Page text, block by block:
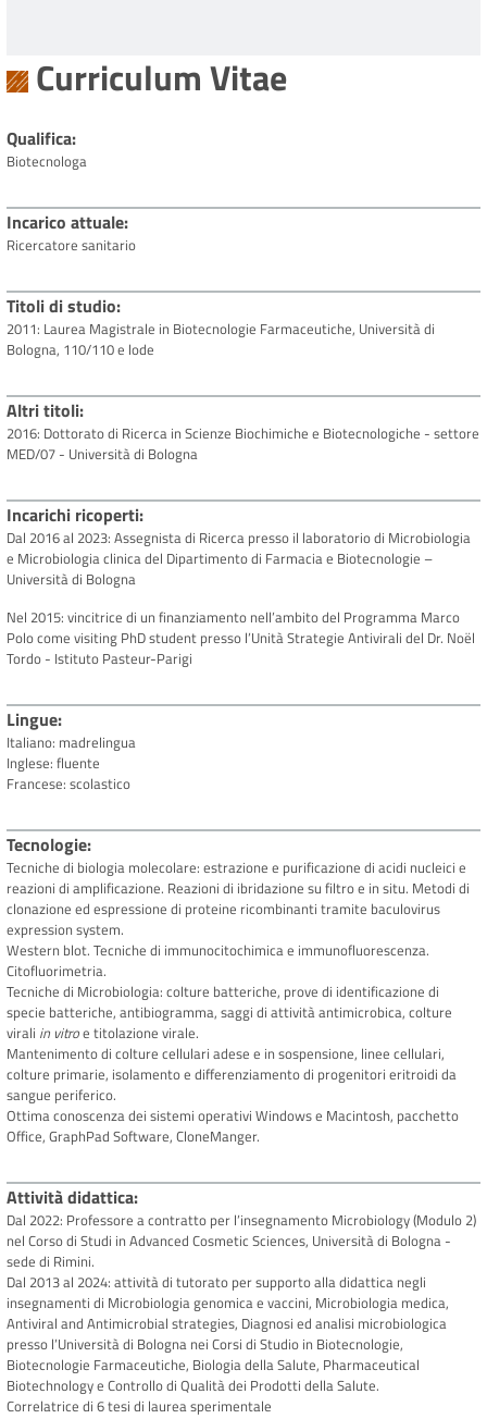
Curriculum Vitae
Qualifica
Biotecnologa
Incarico attuale
Ricercatore sanitario
Titoli di studio
2011: Laurea Magistrale in Biotecnologie Farmaceutiche, Università di
Bologna, 110/110 e lode
Altri titoli
2016: Dottorato di Ricerca in Scienze Biochimiche e Biotecnologiche - settore
MED/07 - Università di Bologna
Incarichi ricoperti
Dal 2016 al 2023: Assegnista di Ricerca presso il laboratorio di Microbiologia
e Microbiologia clinica del Dipartimento di Farmacia e Biotecnologie –
Università di Bologna
Nel 2015: vincitrice di un finanziamento nell’ambito del Programma Marco
Polo come visiting PhD student presso l’Unità Strategie Antivirali del Dr. Noël
Tordo - Istituto Pasteur-Parigi
Lingue
Italiano: madrelingua
Inglese: fluente
Francese: scolastico
Tecnologie
Tecniche di biologia molecolare: estrazione e purificazione di acidi nucleici e
reazioni di amplificazione. Reazioni di ibridazione su filtro e in situ. Metodi di
clonazione ed espressione di proteine ricombinanti tramite baculovirus
expression system.
Western blot. Tecniche di immunocitochimica e immunofluorescenza.
Citofluorimetria.
Tecniche di Microbiologia: colture batteriche, prove di identificazione di
specie batteriche, antibiogramma, saggi di attività antimicrobica, colture
virali in vitroe titolazione virale.
Mantenimento di colture cellulari adese e in sospensione, linee cellulari,
colture primarie, isolamento e differenziamento di progenitori eritroidi da
sangue periferico.
Ottima conoscenza dei sistemi operativi Windows e Macintosh, pacchetto
Office, GraphPad Software, CloneManger.
Attività didattica
Dal 2022: Professore a contratto per l’insegnamento Microbiology (Modulo 2)
nel Corso di Studi in Advanced Cosmetic Sciences, Università di Bologna -
sede di Rimini.
Dal 2013 al 2024: attività di tutorato per supporto alla didattica negli
insegnamenti di Microbiologia genomica e vaccini, Microbiologia medica,
Antiviral and Antimicrobial strategies, Diagnosi ed analisi microbiologica
presso l’Università di Bologna nei Corsi di Studio in Biotecnologie,
Biotecnologie Farmaceutiche, Biologia della Salute, Pharmaceutical
Biotechnology e Controllo di Qualità dei Prodotti della Salute.
Correlatrice di 6 tesi di laurea sperimentale